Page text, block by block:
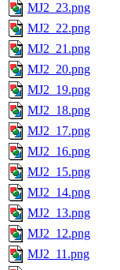
MJ2_23.png
MJ2_22.png
MJ2_21.png
MJ2_20.png
MJ2_19.png
MJ2_18.png
MJ2_17.png
MJ2_16.png
MJ2_15.png
MJ2_14.png
MJ2_13.png
MJ2_12.png
MJ2_11.png